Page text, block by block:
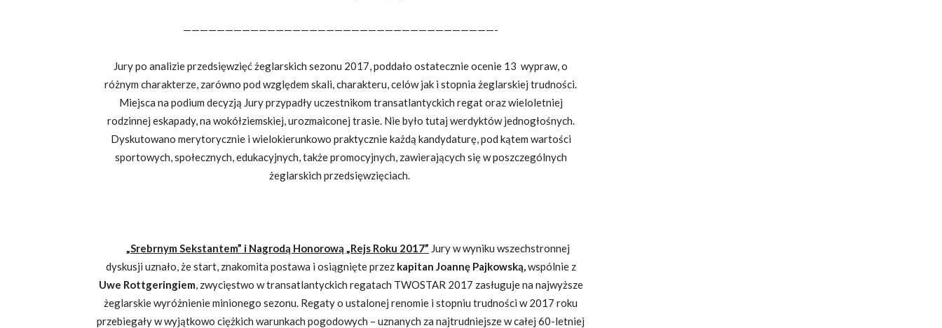
—————————————————————————————————————-
Jury po analizie przedsięwzięć żeglarskich sezonu 2017, poddało ostatecznie ocenie 13 wypraw, o
różnym charakterze, zarówno pod względem skali, charakteru, celów jak i stopnia żeglarskiej trudności.
Miejsca na podium decyzją Jury przypadły uczestnikom transatlantyckich regat oraz wieloletniej
rodzinnej eskapady, na wokółziemskiej, urozmaiconej trasie. Nie było tutaj werdyktów jednogłośnych.
Dyskutowano merytorycznie i wielokierunkowo praktycznie każdą kandydaturę, pod kątem wartości
sportowych, społecznych, edukacyjnych, także promocyjnych, zawierających się w poszczególnych
żeglarskich przedsięwzięciach.
„Srebrnym Sekstantem” i Nagrodą Honorową „Rejs Roku 2017” Jury w wyniku wszechstronnej
dyskusji uznało, że start, znakomita postawa i osiągnięte przez kapitan Joannę Pajkowską,wspólnie z
Uwe Rottgeringiem, zwycięstwo w transatlantyckich regatach TWOSTAR 2017 zasługuje na najwyższe
żeglarskie wyróżnienie minionego sezonu. Regaty o ustalonej renomie i stopniu trudności w 2017 roku
przebiegały w wyjątkowo ciężkich warunkach pogodowych – uznanych za najtrudniejsze w całej 60-letniej